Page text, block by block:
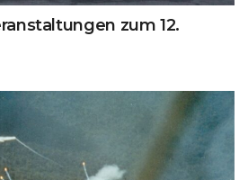
zum 12.